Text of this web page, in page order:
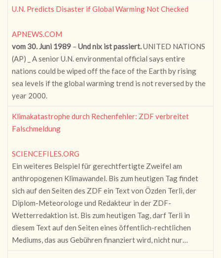
U.N. Predicts Disaster if Global Warming Not Checked
APNEWS.COM
vom 30. Juni 1989 –Und nix ist passiert.UNITED NATIONS
(AP) _ A senior U.N. environmental official says entire
nations could be wiped off the face of the Earth by rising
sea levels if the global warming trend is not reversed by the
year 2000.
Klimakatastrophe durch Rechenfehler: ZDF verbreitet
Falschmeldung
SCIENCEFILES.ORG
Ein weiteres Beispiel für gerechtfertigte Zweifel am
anthropogenen Klimawandel. Bis zum heutigen Tag findet
sich auf den Seiten des ZDF ein Text von Özden Terli, der
Diplom-Meteorologe und Redakteur in der ZDF-
Wetterredaktion ist. Bis zum heutigen Tag, darf Terli in
diesem Text auf den Seiten eines öffentlich-rechtlichen
Mediums, das aus Gebühren finanziert wird, nicht nur…